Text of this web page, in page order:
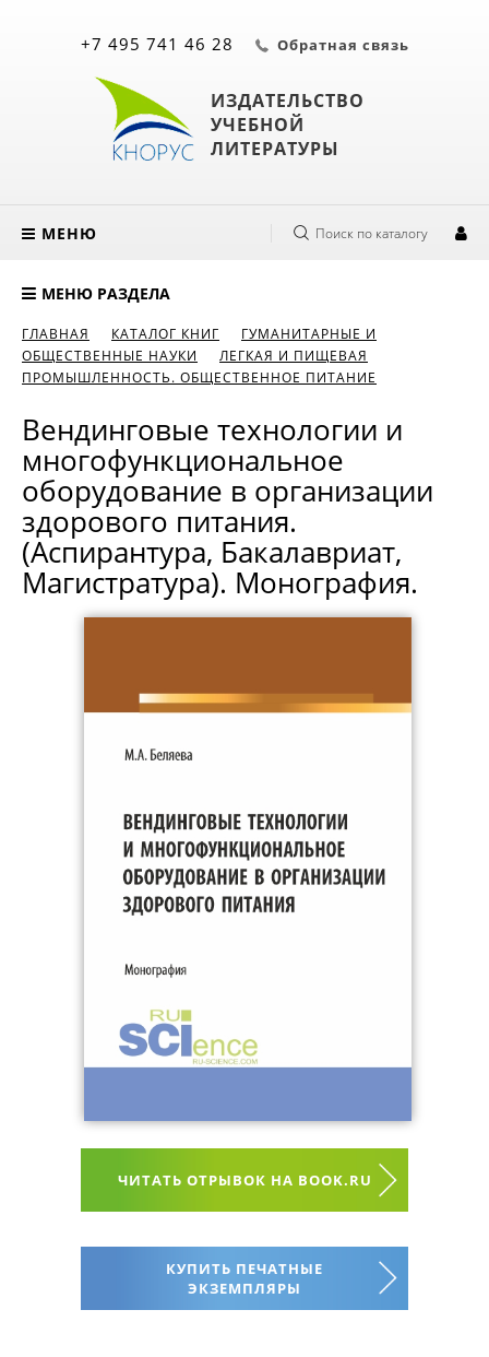
ИЗДАТЕЛЬСТВО
УЧЕБНОЙ
ЛИТЕРАТУРЫ
+7 495 741 46 28 Обратная связь
МЕНЮ Поиск по каталогу
МЕНЮ РАЗДЕЛА
ГЛАВНАЯ КАТАЛОГ КНИГ
ГУМАНИТАРНЫЕ И
ОБЩЕСТВЕННЫЕ НАУКИ
ЛЕГКАЯ И ПИЩЕВАЯ
ПРОМЫШЛЕННОСТЬ. ОБЩЕСТВЕННОЕ ПИТАНИЕ
Вендинговые технологии и
многофункциональное
оборудование в организации
здорового питания.
(Аспирантура, Бакалавриат,
Магистратура). Монография.
ЧИТАТЬ ОТРЫВОК НА BOOK.RU
КУПИТЬ ПЕЧАТНЫЕ
ЭКЗЕМПЛЯРЫ